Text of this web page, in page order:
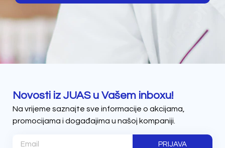
Novosti iz JUAS u Vašem inboxu!
Na vrijeme saznajte sve informacije o akcijama,
promocijama i događajima u našoj kompaniji.
PRIJAVA